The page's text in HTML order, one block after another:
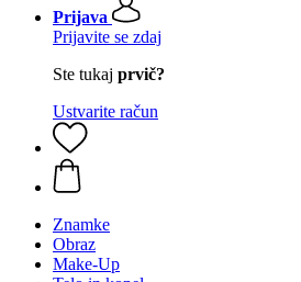
Prijava
Prijavite se zdaj
Ste tukaj prvič?
Ustvarite račun
Znamke
Obraz
Make-Up